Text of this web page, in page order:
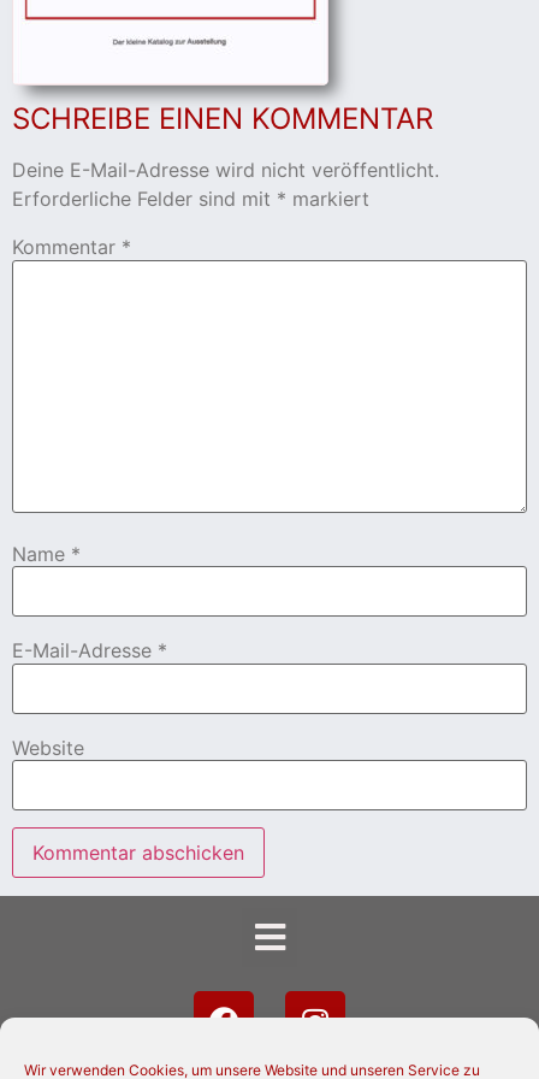
Wir verwenden Cookies, um unsere Website und unseren Service zu
SCHREIBE EINEN KOMMENTAR
Deine E-Mail-Adresse wird nicht veröffentlicht.
Erforderliche Felder sind mit * markiert
Kommentar *
Name *
E-Mail-Adresse *
Website